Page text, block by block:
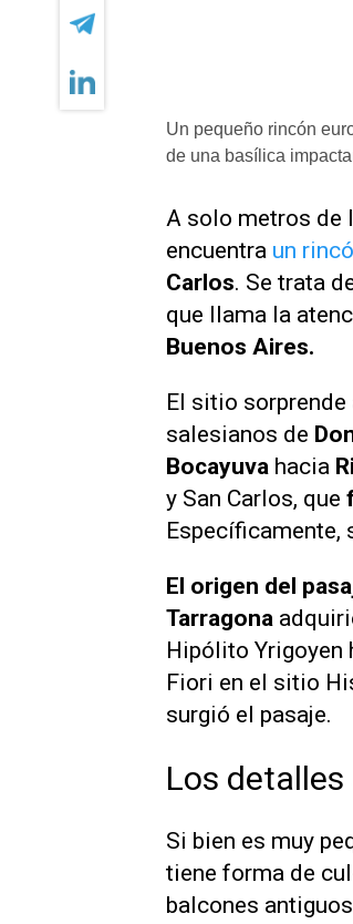
Un pequeño rincón
de una basílica
A solo metros de
encuentra un
Carlos. Se trata
que llama la
Buenos Aires.
El sitio
salesianos de
Bocayuva hacia
y San Carlos, que
Específicamente,
El origen del
Tarragona
Hipólito Yrigoyen
Fiori en el sitio
surgió el pasaje.
Los
Si bien es muy
tiene forma de
balcones